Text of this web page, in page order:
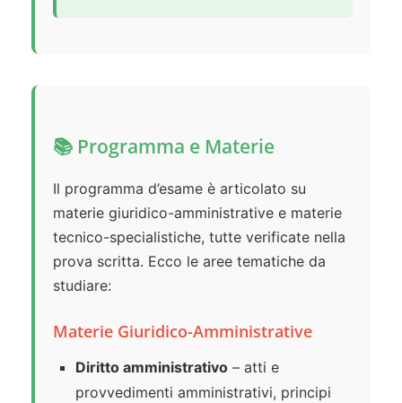
📚 Programma e Materie
Il programma d’esame è articolato su
materie giuridico-amministrative e materie
tecnico-specialistiche, tutte verificate nella
prova scritta. Ecco le aree tematiche da
studiare:
Materie Giuridico-Amministrative
Diritto amministrativo – atti e
provvedimenti amministrativi, principi